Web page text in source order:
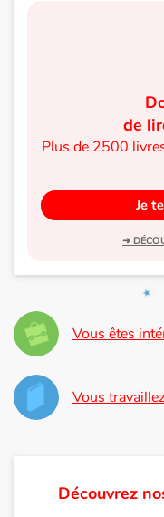
de
Plus de 2500
Je
➜
Vous êtes
Vous
Découvrez